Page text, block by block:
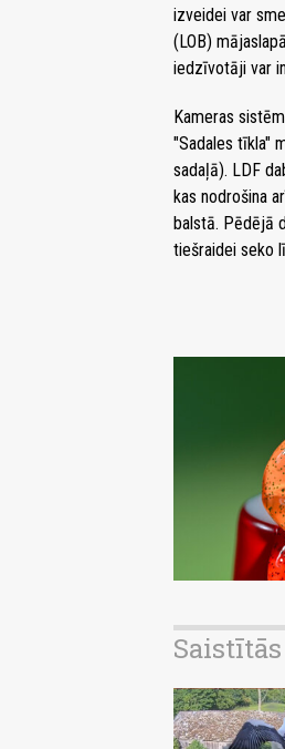
izveidei var
(LOB)
iedzīvotāji var
Kameras
"Sadales tīkla"
sadaļā). LDF
kas nodrošina
balstā. Pēdējā
tiešraidei seko